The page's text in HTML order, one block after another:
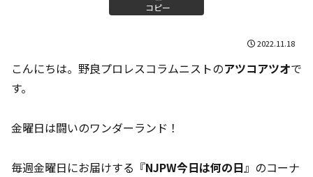
コピー
2022.11.18
こんにちは。野良プロレスコラムニストのアツコアツオで
す。
金曜日は闘いのワンダーランド！
毎週金曜日にお届けする『NJPW今日は何の日』のコーナ